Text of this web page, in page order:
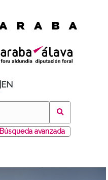
EN
Búsqueda avanzada